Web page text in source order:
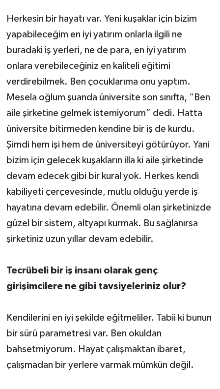
Herkesin bir hayatı var. Yeni kuşaklar için bizim
yapabileceğim en iyi yatırım onlarla ilgili ne
buradaki iş yerleri, ne de para, en iyi yatırım
onlara verebileceğiniz en kaliteli eğitimi
verdirebilmek. Ben çocuklarıma onu yaptım.
Mesela oğlum şuanda üniversite son sınıfta, “Ben
aile şirketine gelmek istemiyorum” dedi. Hatta
üniversite bitirmeden kendine bir iş de kurdu.
Şimdi hem işi hem de üniversiteyi götürüyor. Yani
bizim için gelecek kuşakların illa ki aile şirketinde
devam edecek gibi bir kural yok. Herkes kendi
kabiliyeti çerçevesinde, mutlu olduğu yerde iş
hayatına devam edebilir. Önemli olan şirketinizde
güzel bir sistem, altyapı kurmak. Bu sağlanırsa
şirketiniz uzun yıllar devam edebilir.
Tecrübeli bir iş insanı olarak genç
girişimcilere ne gibi tavsiyeleriniz olur?
Kendilerini en iyi şekilde eğitmeliler. Tabii ki bunun
bir sürü parametresi var. Ben okuldan
bahsetmiyorum. Hayat çalışmaktan ibaret,
çalışmadan bir yerlere varmak mümkün değil.